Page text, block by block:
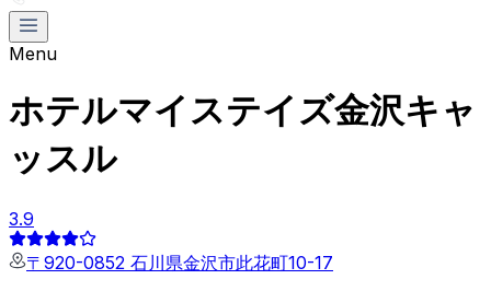
Menu
ホテルマイステイズ金沢キャ
ッスル
3.9
〒920-0852 石川県金沢市此花町10-17